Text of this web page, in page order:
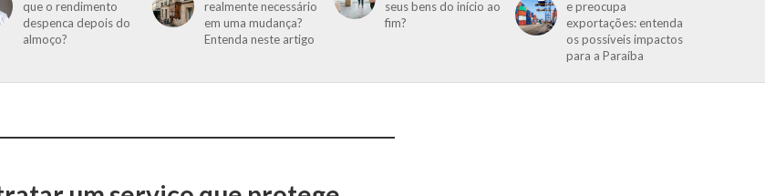
que o rendimento
despenca depois do
almoço?
realmente necessário
em uma mudança?
Entenda neste artigo
seus bens do início ao
fim?
e preocupa
exportações: entenda
os possíveis impactos
para a Paraíba